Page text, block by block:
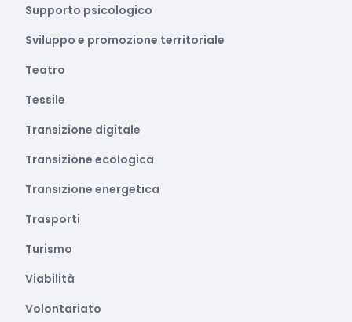
Supporto psicologico
Sviluppo e promozione territoriale
Teatro
Tessile
Transizione digitale
Transizione ecologica
Transizione energetica
Trasporti
Turismo
Viabilità
Volontariato